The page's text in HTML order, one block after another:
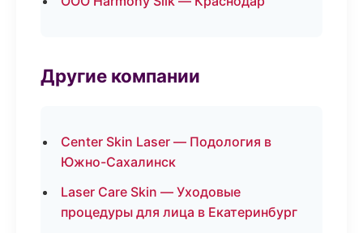
Другие компании
Center Skin Laser — Подология в
Южно-Сахалинск
Laser Care Skin — Уходовые
процедуры для лица в Екатеринбург